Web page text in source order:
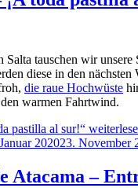
tauschen wir unsere
diese in den nächsten
die raue Hochwüste
warmen Fahrtwind.
pastilla al sur!“
202023. November
Atacama –